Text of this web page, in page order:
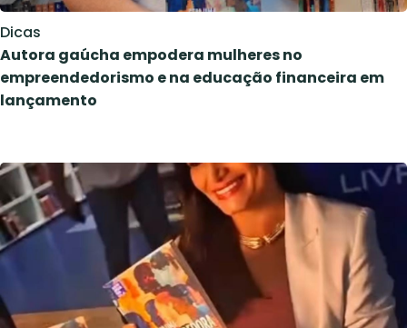
Dicas
Autora gaúcha empodera mulheres no
empreendedorismo e na educação financeira em
lançamento